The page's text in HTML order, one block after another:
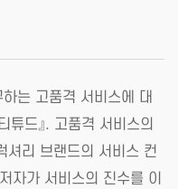
는 고품격 서비스에 대
튜드』. 고품격 서비스의
셔리 브랜드의 서비스 컨
자가 서비스의 진수를 이